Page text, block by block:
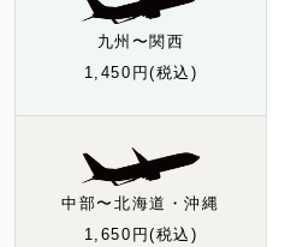
九州〜関西
1,450円(税込)
中部〜北海道・沖縄
1,650円(税込)